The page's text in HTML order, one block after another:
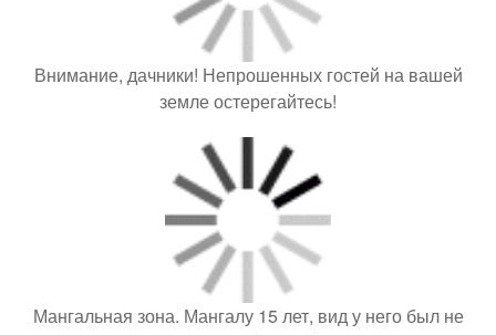
Мангальная зона. Мангалу 15 лет, вид у него был не
презентабельный.